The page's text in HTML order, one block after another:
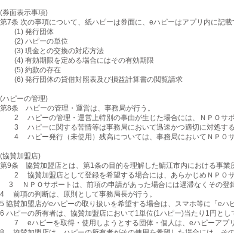
(券面表示事項)
第7条 次の事項について、紙ハピーは券面に、eハピーはアプリ内に記載
(1) 発行団体
(2) ハピーの単位
(3) 現金との交換の対応方法
(4) 有効期限を定める場合にはその有効期限
(5) 約款の存在
(6) 発行団体の貸借対照表及び損益計算書の閲覧請求
(ハピーの管理)
第8条 ハピーの管理・運営は、事務局が行う。
2 ハピーの管理・運営上特別の事由が生じた場合には、ＮＰＯサポ
3 ハピーに関する苦情等は事務局において迅速かつ適切に対処する
4 ハピー発行（未使用）残高については、事務局においてＮＰＯサ
(協賛加盟店)
第9条 協賛加盟店とは、第1条の目的を理解した鯖江市内における事業
2 協賛加盟店として登録を希望する場合には、あらかじめＮＰＯサ
3 ＮＰＯサポートは、前項の申請があった場合には遅滞なくその登
4 前項の判断は、原則として事務局長が行う。
5 協賛加盟店がeハピーの取り扱いを希望する場合は、スマホ等に「eハ
6 ハピーの所有者は、協賛加盟店において1単位(1ハピー)当たり1円とし
7 eハピーを取得・使用しようとする団体・個人は、eハピーアプリ